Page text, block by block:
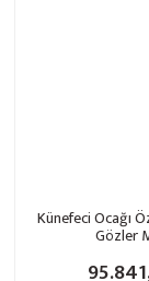
Künefeci Ocağı
Gözler